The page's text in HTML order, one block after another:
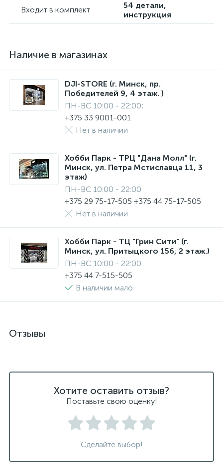
Входит в комплект
54 детали,
инструкция
Наличие в магазинах
DJI-STORE (г. Минск, пр.
Победителей 9, 4 этаж. )
ПН-ВС 10:00 - 22:00;
+375 33 9001-001
Нет в наличии
Хобби Парк - ТРЦ "Дана Молл" (г.
Минск, ул. Петра Мстиславца 11, 3
этаж)
ПН-ВС 10:00 - 22:00
+375 29 75-17-505 +375 44 75-17-505
Нет в наличии
Хобби Парк - ТЦ "Грин Сити" (г.
Минск, ул. Притыцкого 156, 2 этаж.)
ПН-ВС 10:00 - 22:00
+375 44 7-515-505
В наличии мало
Отзывы
Хотите оставить отзыв?
Поставьте свою оценку!
Сделайте выбор!